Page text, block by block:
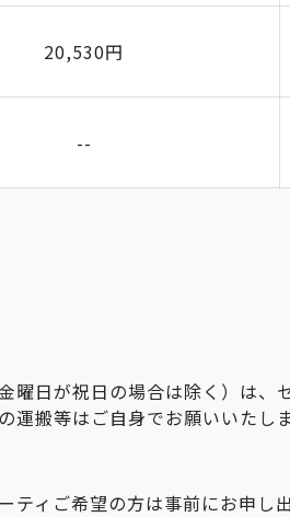
20,530円
--
日が祝日の場合は除く）は、
搬等はご自身でお願いいたし
ィご希望の方は事前にお申し出